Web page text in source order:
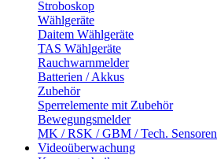
Stroboskop
Wählgeräte
Daitem Wählgeräte
TAS Wählgeräte
Rauchwarnmelder
Batterien / Akkus
Zubehör
Sperrelemente mit Zubehör
Bewegungsmelder
MK / RSK / GBM / Tech. Sensoren
Videoüberwachung